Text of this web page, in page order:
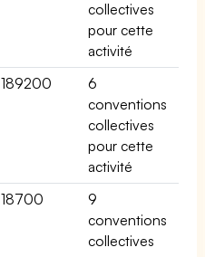
collectives
pour cette
activité
189200
6
conventions
collectives
pour cette
activité
18700
9
conventions
collectives